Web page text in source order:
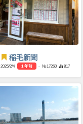
稲毛新聞
2025/2/4 1 年前 - №17260 817